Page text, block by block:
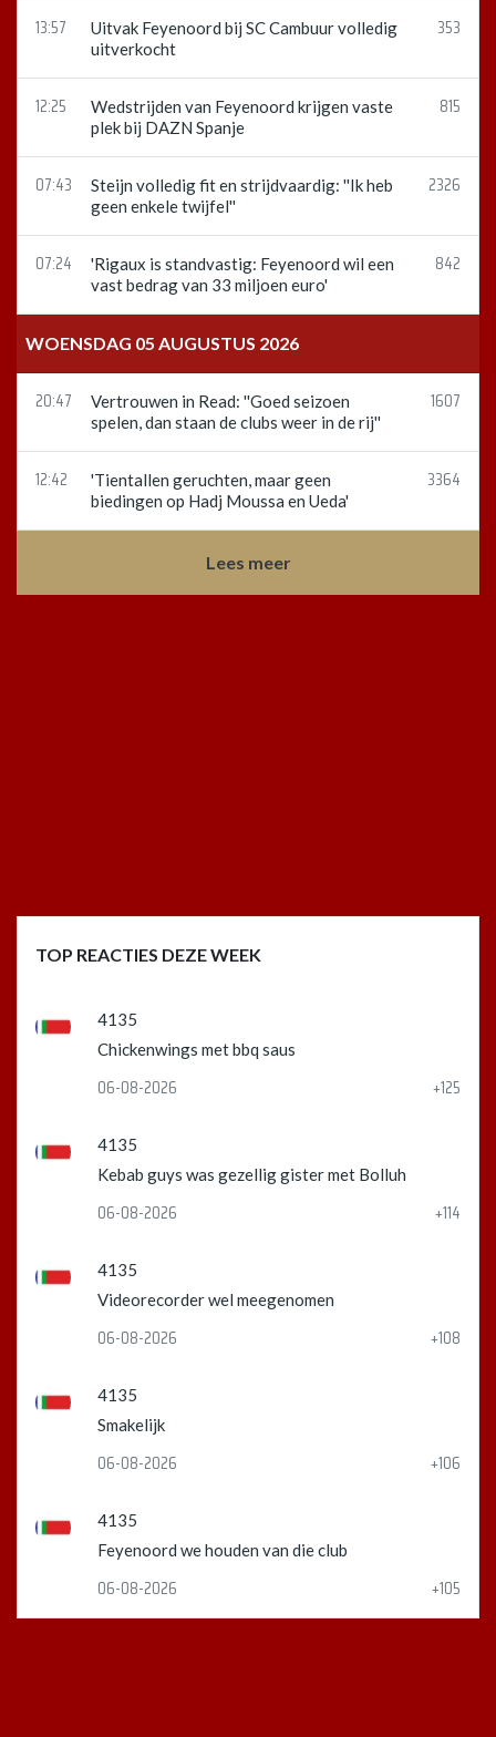
13:57
Uitvak Feyenoord bij SC Cambuur volledig
uitverkocht
353
12:25
Wedstrijden van Feyenoord krijgen vaste
plek bij DAZN Spanje
815
07:43
Steijn volledig fit en strijdvaardig: ''Ik heb
geen enkele twijfel''
2326
07:24
'Rigaux is standvastig: Feyenoord wil een
vast bedrag van 33 miljoen euro'
842
WOENSDAG 05 AUGUSTUS 2026
20:47
Vertrouwen in Read: ''Goed seizoen
spelen, dan staan de clubs weer in de rij''
1607
12:42
'Tientallen geruchten, maar geen
biedingen op Hadj Moussa en Ueda'
3364
Lees meer
TOP REACTIES DEZE WEEK
4135
Chickenwings met bbq saus
06-08-2026 +125
4135
Kebab guys was gezellig gister met Bolluh
06-08-2026 +114
4135
Videorecorder wel meegenomen
06-08-2026 +108
4135
Smakelijk
06-08-2026 +106
4135
Feyenoord we houden van die club
06-08-2026 +105